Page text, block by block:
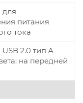
для
питания
тока
USB 2.0 тип A
на передней